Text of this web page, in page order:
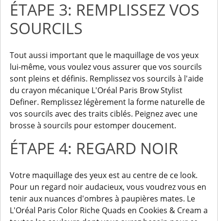
ÉTAPE 3: REMPLISSEZ VOS
SOURCILS
Tout aussi important que le maquillage de vos yeux
lui-même, vous voulez vous assurer que vos sourcils
sont pleins et définis. Remplissez vos sourcils à l'aide
du crayon mécanique L'Oréal Paris Brow Stylist
Definer. Remplissez légèrement la forme naturelle de
vos sourcils avec des traits ciblés. Peignez avec une
brosse à sourcils pour estomper doucement.
ÉTAPE 4: REGARD NOIR
Votre maquillage des yeux est au centre de ce look.
Pour un regard noir audacieux, vous voudrez vous en
tenir aux nuances d'ombres à paupières mates. Le
L'Oréal Paris Color Riche Quads en Cookies & Cream a